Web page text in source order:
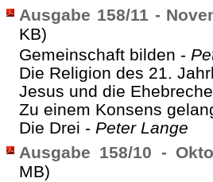
Ausgabe 158/11 -
KB)
Gemeinschaft bilden -
Die Religion des 21.
Jesus und die
Zu einem Konsens
Die Drei - Peter Lange
Ausgabe 158/10 -
MB)